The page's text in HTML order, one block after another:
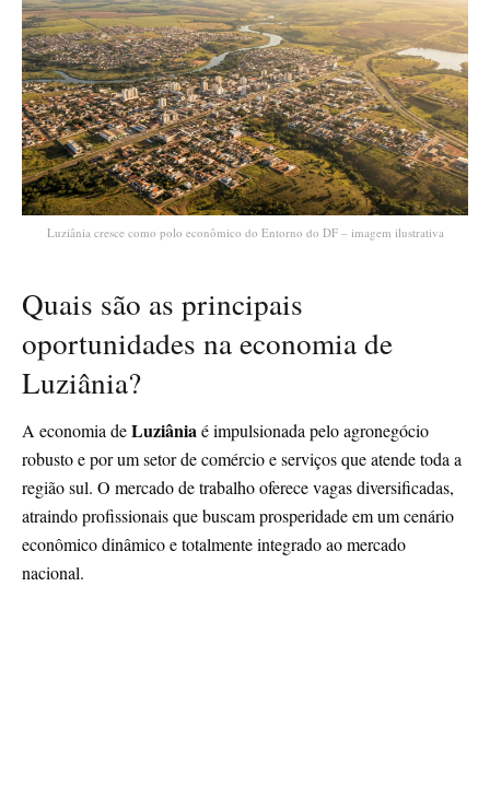
Luziânia cresce como polo econômico do Entorno do DF – imagem ilustrativa
Quais são as principais
oportunidades na economia de
Luziânia?
A economia deLuziâniaé impulsionada pelo agronegócio
robusto e por um setor de comércio e serviços que atende toda a
região sul. O mercado de trabalho oferece vagas diversificadas,
atraindo profissionais que buscam prosperidade em um cenário
econômico dinâmico e totalmente integrado ao mercado
nacional.